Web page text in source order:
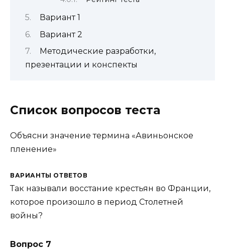
Вариант 1
Вариант 2
Методические разработки,
презентации и конспекты
Список вопросов теста
Объясни значение термина «Авиньонское
пленение»
ВАРИАНТЫ ОТВЕТОВ
Так называли восстание крестьян во Франции,
которое произошло в период Столетней
войны?
Вопрос 7